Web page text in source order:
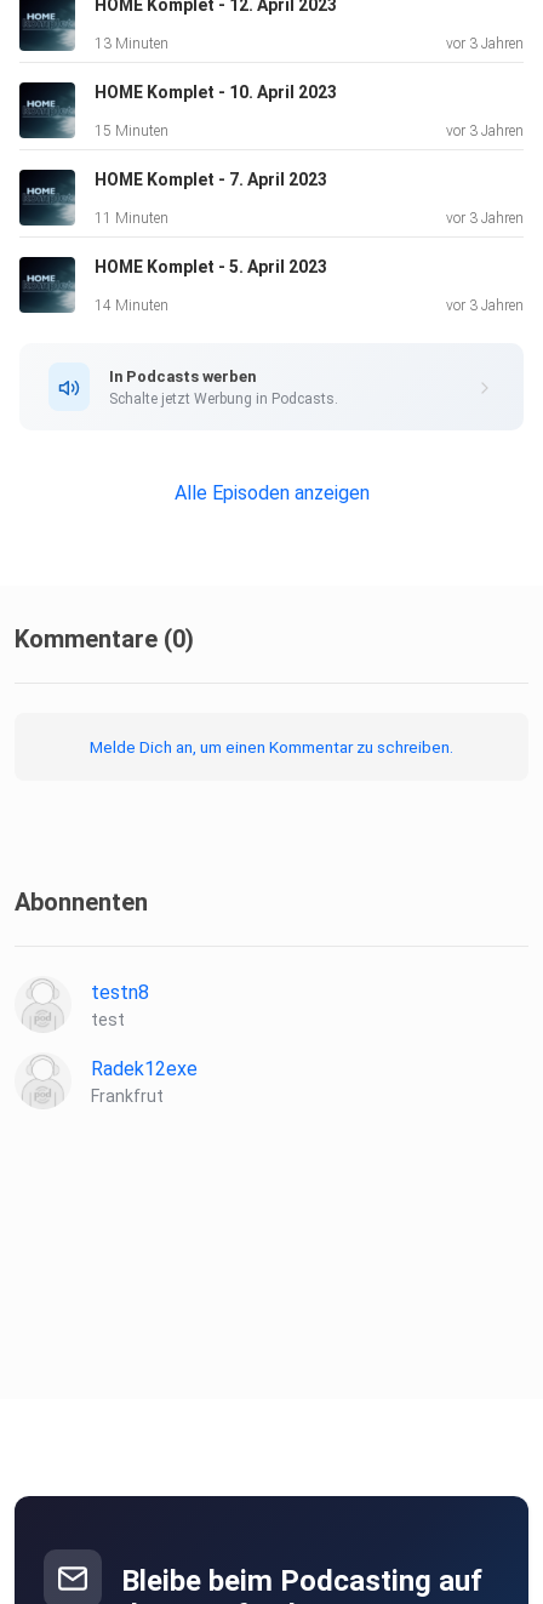
HOME Komplet - 12. April 2023
13 Minuten vor 3 Jahren
HOME Komplet - 10. April 2023
15 Minuten vor 3 Jahren
HOME Komplet - 7. April 2023
11 Minuten vor 3 Jahren
HOME Komplet - 5. April 2023
14 Minuten vor 3 Jahren
In Podcasts werben
Schalte jetzt Werbung in Podcasts.
Alle Episoden anzeigen
Kommentare (0)
Melde Dich an, um einen Kommentar zu schreiben.
Abonnenten
testn8
test
Radek12exe
Frankfrut
Bleibe beim Podcasting auf